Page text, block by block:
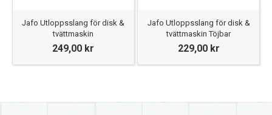
Jafo Utloppsslang för disk &
tvättmaskin
249,00 kr
Jafo Utloppsslang för disk &
tvättmaskin Töjbar
229,00 kr